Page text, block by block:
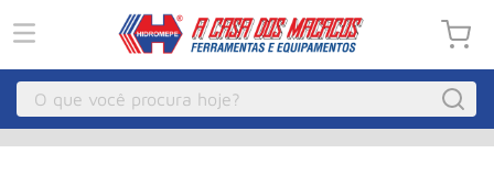
O que você procura hoje?